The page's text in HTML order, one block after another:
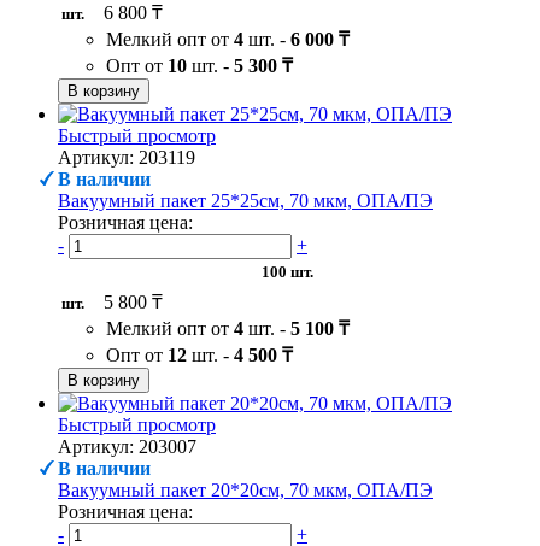
шт.
6 800 ₸
Мелкий опт от 4 шт. - 6 000 ₸
Опт от 10 шт. - 5 300 ₸
В корзину
Быстрый просмотр
Артикул: 203119
В наличии
Вакуумный пакет 25*25см, 70 мкм, ОПА/ПЭ
Розничная цена:
-
+
100 шт.
шт.
5 800 ₸
Мелкий опт от 4 шт. - 5 100 ₸
Опт от 12 шт. - 4 500 ₸
В корзину
Быстрый просмотр
Артикул: 203007
В наличии
Вакуумный пакет 20*20см, 70 мкм, ОПА/ПЭ
Розничная цена:
-
+